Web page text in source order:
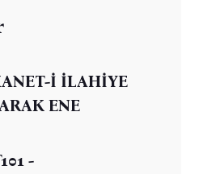
İ İLAHİYE
ENE
-